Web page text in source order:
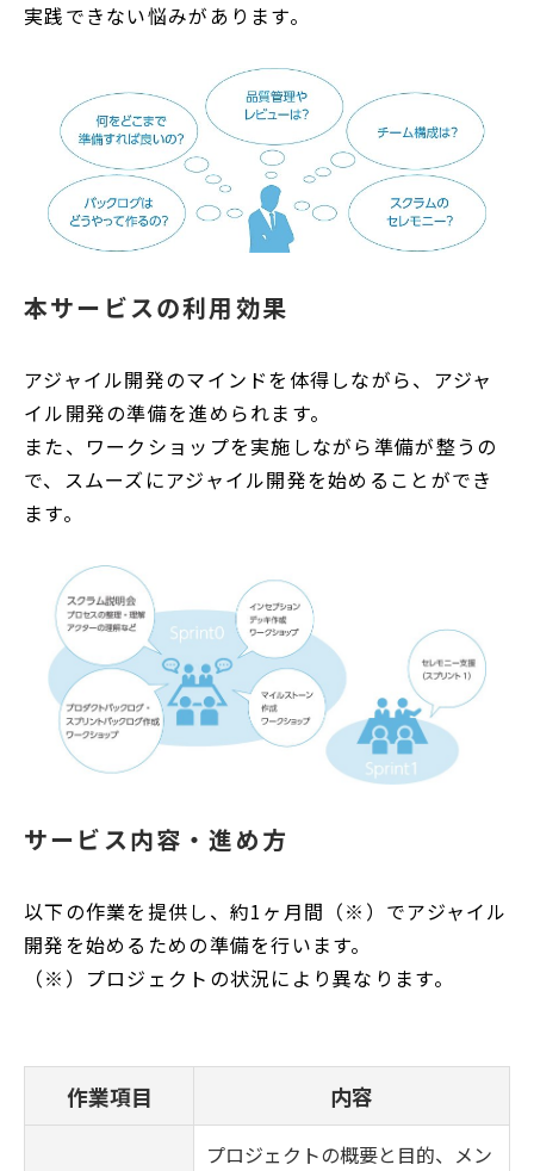
実践できない悩みがあります。
本サービスの利用効果
アジャイル開発のマインドを体得しながら、アジャ
イル開発の準備を進められます。
また、ワークショップを実施しながら準備が整うの
で、スムーズにアジャイル開発を始めることができ
ます。
サービス内容・進め方
以下の作業を提供し、約1ヶ月間（※）でアジャイル
開発を始めるための準備を行います。
（※）プロジェクトの状況により異なります。
作業項目 内容
プロジェクトの概要と目的、メン